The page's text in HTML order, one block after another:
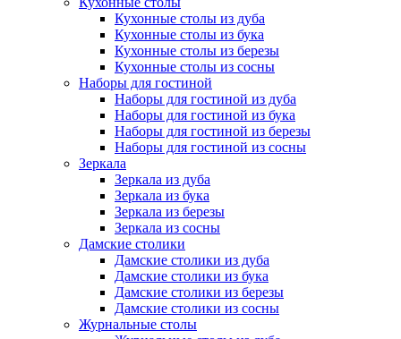
Кухонные столы из дуба
Кухонные столы из бука
Кухонные столы из березы
Кухонные столы из сосны
Наборы для гостиной
Наборы для гостиной из дуба
Наборы для гостиной из бука
Наборы для гостиной из березы
Наборы для гостиной из сосны
Зеркала
Зеркала из дуба
Зеркала из бука
Зеркала из березы
Зеркала из сосны
Дамские столики
Дамские столики из дуба
Дамские столики из бука
Дамские столики из березы
Дамские столики из сосны
Журнальные столы